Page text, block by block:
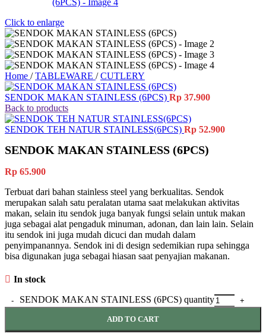
Click to enlarge
Home / TABLEWARE / CUTLERY
SENDOK MAKAN STAINLESS (6PCS) Rp 37.900
Back to products
SENDOK TEH NATUR STAINLESS(6PCS) Rp 52.900
SENDOK MAKAN STAINLESS (6PCS)
Rp 65.900
Terbuat dari bahan stainless steel yang berkualitas. Sendok
merupakan salah satu peralatan utama saat melakukan aktivitas
makan, selain itu sendok juga banyak fungsi selain untuk makan
juga sebagai alat pengaduk minuman, adonan, dan lain lain. Selain
itu sendok ini juga mudah dicuci dan mudah dalam
penyimpanannya. Sendok ini di design sedemikian rupa sehingga
bisa digunakan juga sebagai hiasan saat penyajian makanan.
In stock
SENDOK MAKAN STAINLESS (6PCS) quantity
ADD TO CART